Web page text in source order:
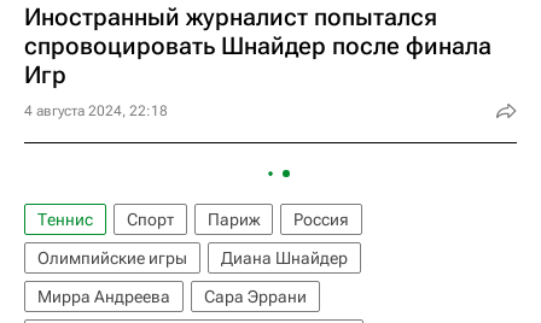
Иностранный журналист попытался
спровоцировать Шнайдер после финала
Игр
4 августа 2024, 22:18
Теннис Спорт Париж
Россия
Олимпийские игры
Диана Шнайдер
Мирра Андреева
Сара Эррани